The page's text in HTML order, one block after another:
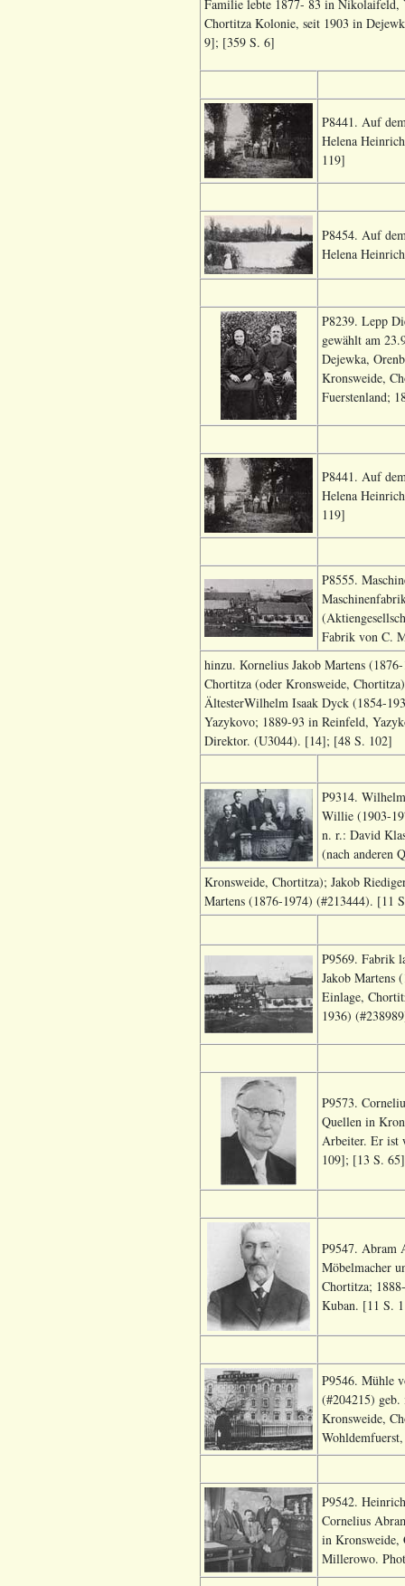
Familie lebte 1877- 83 in Nikolaifeld,
Chortitza Kolonie, seit 1903 in
9]; [359 S. 6]
P8441. Auf
Helena
119]
P8454. Auf
Helena
P8239. Lepp
gewählt am
Dejewka,
Kronsweide,
Fuerstenland;
P8441. Auf
Helena
119]
P8555.
Fabrik von C.
hinzu. Кornelius Jakob Martens
Chortitza (oder Kronsweide,
ÄltesterWilhelm Isaak Dyck (1854-
Yazykovo; 1889-93 in Reinfeld,
Direktor. (U3044). [14]; [48 S. 102]
P9314.
Willie (1903-
n. r.: David
(nach anderen
Kronsweide, Chortitza); Jakob
Martens (1876-1974) (#213444). [11
P9569. Fabrik
Jakob Martens
Einlage,
1936)
P9573.
Quellen in
Arbeiter. Er ist
109]; [13 S.
P9547. Abram
Möbelmacher
Chortitza;
Kuban. [11 S.
P9546. Mühle
(#204215)
Kronsweide,
P9542.
Cornelius
in Kronsweide,
Millerowo.